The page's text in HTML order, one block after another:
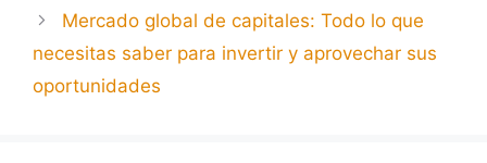
Mercado global de capitales: Todo lo que
necesitas saber para invertir y aprovechar sus
oportunidades